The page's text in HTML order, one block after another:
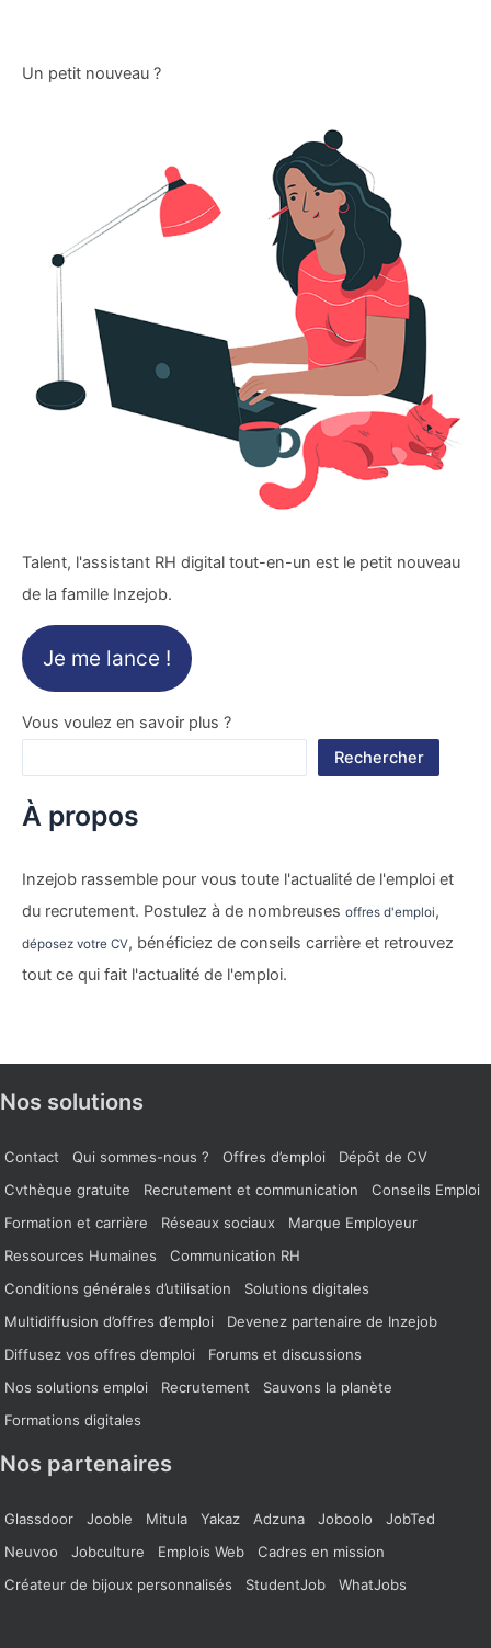
Un petit nouveau ?
Talent, l'assistant RH digital tout-en-un est le petit nouveau
de la famille Inzejob.
Je me lance !
Vous voulez en savoir plus ?
Rechercher
À propos
Inzejob rassemble pour vous toute l'actualité de l'emploi et
du recrutement. Postulez à de nombreuses offres d'emploi,
déposez votre CV, bénéficiez de conseils carrière et retrouvez
tout ce qui fait l'actualité de l'emploi.
Nos solutions
Contact Qui sommes-nous ? Offres d’emploi
Dépôt de CV
Cvthèque gratuite
Recrutement et communication
Conseils Emploi
Formation et carrière
Réseaux sociaux
Marque Employeur
Ressources Humaines
Communication RH
Conditions générales d’utilisation
Solutions digitales
Multidiffusion d’offres d’emploi
Devenez partenaire de Inzejob
Diffusez vos offres d’emploi
Forums et discussions
Nos solutions emploi
Recrutement
Sauvons la planète
Formations digitales
Nos partenaires
Glassdoor Jooble Mitula Yakaz Adzuna Joboolo
JobTed
Neuvoo
Jobculture Emplois Web
Cadres en mission
Créateur de bijoux personnalisés
StudentJob WhatJobs